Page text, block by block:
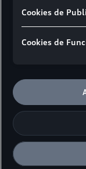
S5
Consumo de
Cookies de
Cookies de